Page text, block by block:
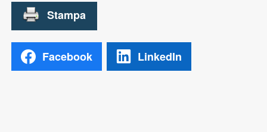
Facebook LinkedIn